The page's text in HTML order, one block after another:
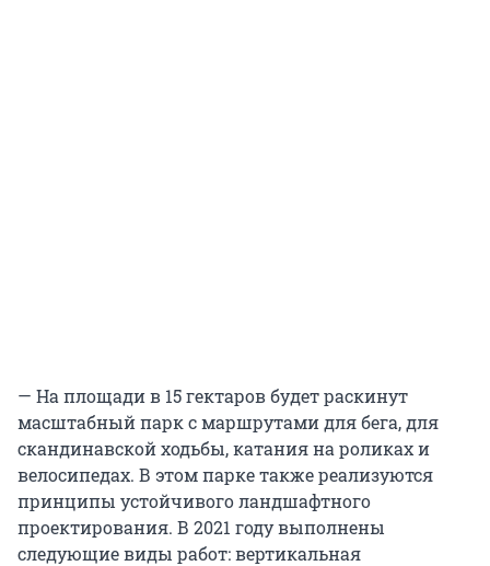
— На площади в 15 гектаров будет раскинут
масштабный парк с маршрутами для бега, для
скандинавской ходьбы, катания на роликах и
велосипедах. В этом парке также реализуются
принципы устойчивого ландшафтного
проектирования. В 2021 году выполнены
следующие виды работ: вертикальная